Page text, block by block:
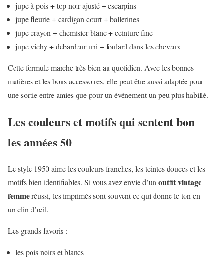
jupe à pois + top noir ajusté + escarpins
jupe fleurie + cardigan court + ballerines
jupe crayon + chemisier blanc + ceinture fine
jupe vichy + débardeur uni + foulard dans les cheveux
Cette formule marche très bien au quotidien. Avec les bonnes
matières et les bons accessoires, elle peut être aussi adaptée pour
une sortie entre amies que pour un événement un peu plus habillé.
Les couleurs et motifs qui sentent bon
les années 50
Le style 1950 aime les couleurs franches, les teintes douces et les
motifs bien identifiables. Si vous avez envie d’un outfit vintage
femmeréussi, les imprimés sont souvent ce qui donne le ton en
un clin d’œil.
Les grands favoris :
les pois noirs et blancs